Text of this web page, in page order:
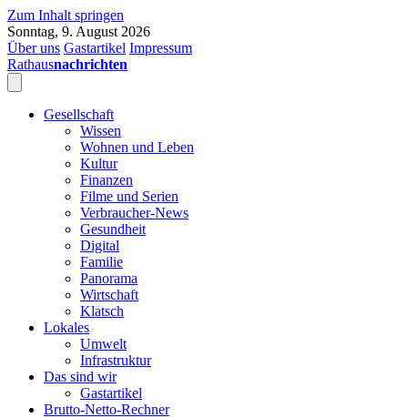
Zum Inhalt springen
Sonntag, 9. August 2026
Über uns Gastartikel Impressum
Rathausnachrichten
Gesellschaft
Wissen
Wohnen und Leben
Kultur
Finanzen
Filme und Serien
Verbraucher-News
Gesundheit
Digital
Familie
Panorama
Wirtschaft
Klatsch
Lokales
Umwelt
Infrastruktur
Das sind wir
Gastartikel
Brutto-Netto-Rechner